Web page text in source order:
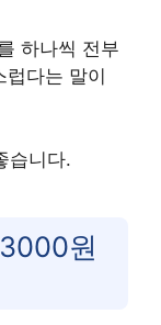
하나씩 전부
다는 말이
습니다.
원